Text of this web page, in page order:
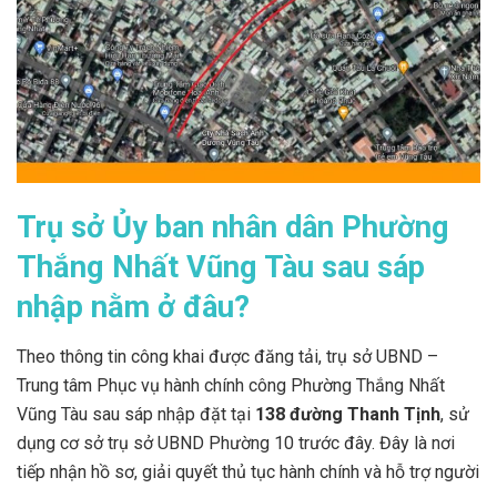
Trụ sở Ủy ban nhân dân Phường
Thắng Nhất Vũng Tàu sau sáp
nhập nằm ở đâu?
Theo thông tin công khai được đăng tải, trụ sở UBND –
Trung tâm Phục vụ hành chính công Phường Thắng Nhất
Vũng Tàu sau sáp nhập đặt tại 138 đường Thanh Tịnh, sử
dụng cơ sở trụ sở UBND Phường 10 trước đây. Đây là nơi
tiếp nhận hồ sơ, giải quyết thủ tục hành chính và hỗ trợ người